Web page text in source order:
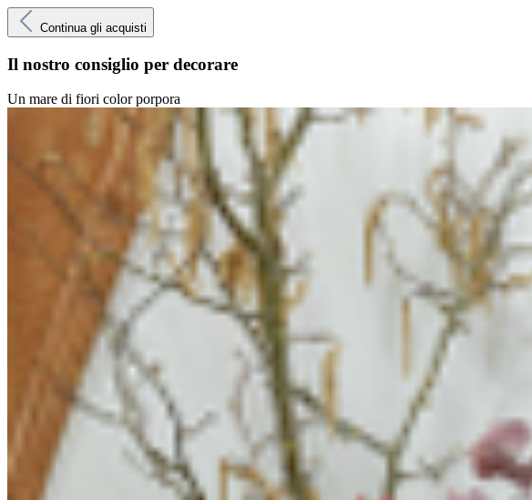
Continua gli acquisti
Il nostro consiglio per decorare
Un mare di fiori color porpora